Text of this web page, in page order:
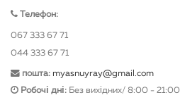
Телефон:
067 333 67 71
044 333 67 71
пошта: myasnuyray@gmail.com
Робочі дні: Без вихідних/ 8:00 - 21:00